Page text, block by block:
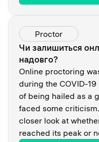
Proctor
Чи залишиться
надовго?
Online proctoring
during the COVID-
of being hailed as a
faced some
closer look at
reached its peak or